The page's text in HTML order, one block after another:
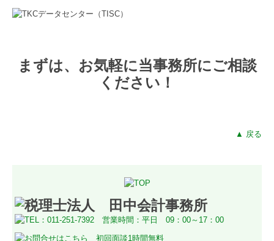
まずは、お気軽に当事務所にご相談
ください！
▲ 戻る